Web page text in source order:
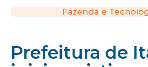
Fazenda e
Prefeitura de